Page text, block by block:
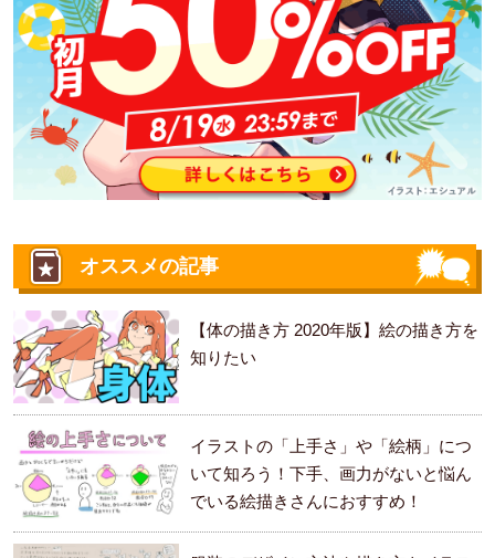
オススメの記事
【体の描き方 2020年版】絵の描き方を
知りたい
イラストの「上手さ」や「絵柄」につ
いて知ろう！下手、画力がないと悩ん
でいる絵描きさんにおすすめ！